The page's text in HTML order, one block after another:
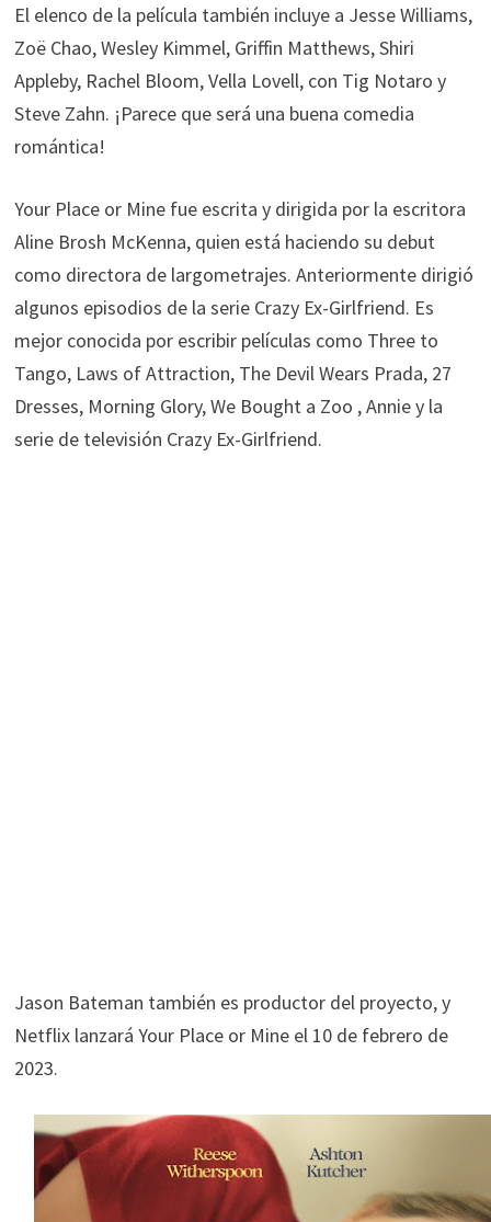
El elenco de la película también incluye a Jesse Williams,
Zoë Chao, Wesley Kimmel, Griffin Matthews, Shiri
Appleby, Rachel Bloom, Vella Lovell, con Tig Notaro y
Steve Zahn. ¡Parece que será una buena comedia
romántica!
Your Place or Mine fue escrita y dirigida por la escritora
Aline Brosh McKenna, quien está haciendo su debut
como directora de largometrajes. Anteriormente dirigió
algunos episodios de la serie Crazy Ex-Girlfriend. Es
mejor conocida por escribir películas como Three to
Tango, Laws of Attraction, The Devil Wears Prada, 27
Dresses, Morning Glory, We Bought a Zoo , Annie y la
serie de televisión Crazy Ex-Girlfriend.
Jason Bateman también es productor del proyecto, y
Netflix lanzará Your Place or Mine el 10 de febrero de
2023.